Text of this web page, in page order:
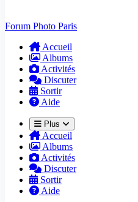
Forum Photo Paris
Accueil
Albums
Activités
Discuter
Sortir
Aide
Plus
Accueil
Albums
Activités
Discuter
Sortir
Aide